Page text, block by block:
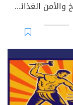
تغير المناخ والأمن الغذائي العالمي